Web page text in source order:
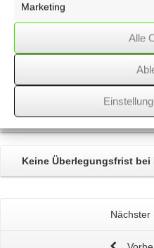
Marketing
Alle
RelatedPosts
Mietverhältnis –
Keine Überlegungsfrist
Nächster